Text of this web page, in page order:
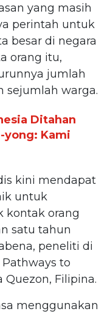
yang masih
perintah untuk
besar di negara
orang itu,
jumlah
sejumlah warga.
Ditahan
yong: Kami
kini mendapat
untuk
kontak orang
satu tahun
peneliti di
to
Quezon, Filipina.
menggunakan